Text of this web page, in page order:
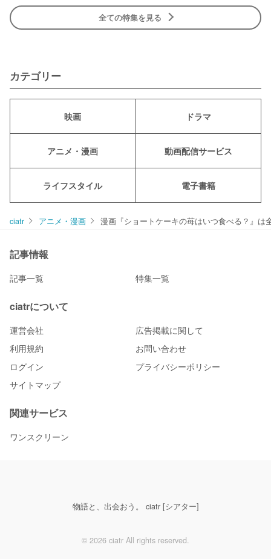
全ての特集を見る
カテゴリー
映画 ドラマ
アニメ・漫画 動画配信サービス
ライフスタイル 電子書籍
ciatr アニメ・漫画 漫画『ショートケーキの苺はいつ食べる？』
記事情報
記事一覧 特集一覧
ciatrについて
運営会社
広告掲載に関して
利用規約
お問い合わせ
ログイン
プライバシーポリシー
サイトマップ
関連サービス
ワンスクリーン
物語と、出会おう。 ciatr [シアター]
© 2026 ciatr All rights reserved.